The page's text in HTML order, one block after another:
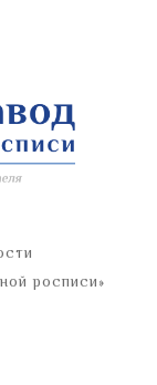
росписи»